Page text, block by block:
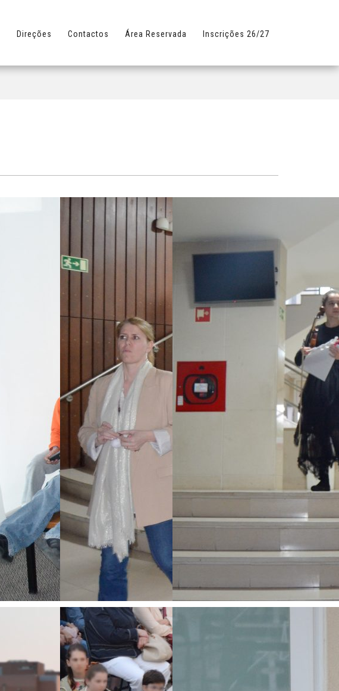
Direções Contactos Área Reservada Inscrições 26/27